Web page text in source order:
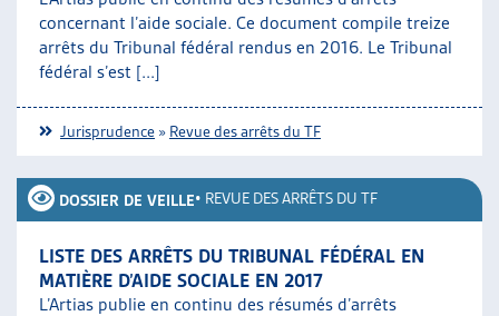
concernant l’aide sociale. Ce document compile treize
arrêts du Tribunal fédéral rendus en 2016. Le Tribunal
fédéral s’est [...]
Jurisprudence » Revue des arrêts du TF
DOSSIER DE VEILLE• REVUE DES ARRÊTS DU TF
LISTE DES ARRÊTS DU TRIBUNAL FÉDÉRAL EN
MATIÈRE D’AIDE SOCIALE EN 2017
L’Artias publie en continu des résumés d’arrêts